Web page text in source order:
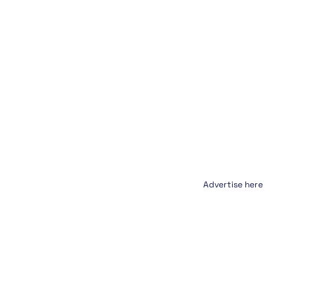
Advertise here